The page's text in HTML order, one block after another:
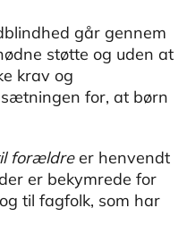
går gennem
støtte og uden at
krav og
for, at børn
forældreer henvendt
er bekymrede for
til fagfolk, som har